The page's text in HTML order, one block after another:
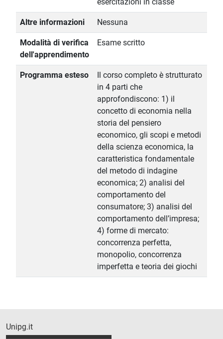
esercitazioni in classe
Altre informazioni Nessuna
Modalità di verifica
dell'apprendimento
Esame scritto
Programma esteso
Il corso completo è strutturato
in 4 parti che
approfondiscono: 1) il
concetto di economia nella
storia del pensiero
economico, gli scopi e metodi
della scienza economica, la
caratteristica fondamentale
del metodo di indagine
economica; 2) analisi del
comportamento del
consumatore; 3) analisi del
comportamento dell’impresa;
4) forme di mercato:
concorrenza perfetta,
monopolio, concorrenza
imperfetta e teoria dei giochi
Unipg.it